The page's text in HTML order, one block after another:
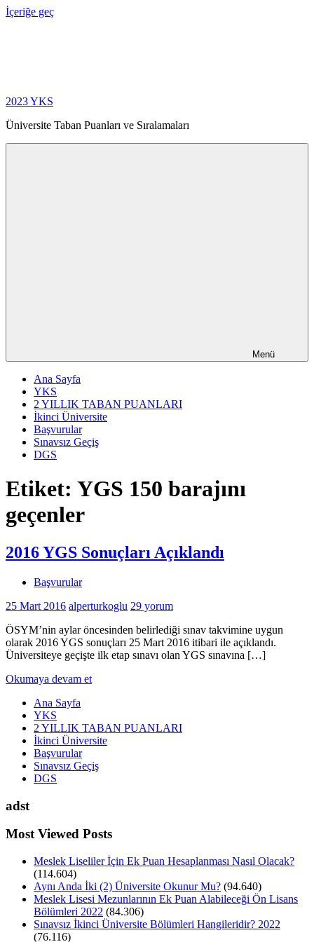
İçeriğe geç
2023 YKS
Üniversite Taban Puanları ve Sıralamaları
Menü
Ana Sayfa
YKS
2 YILLIK TABAN PUANLARI
İkinci Üniversite
Başvurular
Sınavsız Geçiş
DGS
Etiket: YGS 150 barajını
geçenler
2016 YGS Sonuçları Açıklandı
Başvurular
25 Mart 2016 alperturkoglu 29 yorum
ÖSYM’nin aylar öncesinden belirlediği sınav takvimine uygun
olarak 2016 YGS sonuçları 25 Mart 2016 itibari ile açıklandı.
Üniversiteye geçişte ilk etap sınavı olan YGS sınavına […]
Okumaya devam et
Ana Sayfa
YKS
2 YILLIK TABAN PUANLARI
İkinci Üniversite
Başvurular
Sınavsız Geçiş
DGS
adst
Most Viewed Posts
Meslek Liseliler İçin Ek Puan Hesaplanması Nasıl Olacak?
(114.604)
Aynı Anda İki (2) Üniversite Okunur Mu? (94.640)
Meslek Lisesi Mezunlarının Ek Puan Alabileceği Ön Lisans
Bölümleri 2022 (84.306)
Sınavsız İkinci Üniversite Bölümleri Hangileridir? 2022
(76.116)